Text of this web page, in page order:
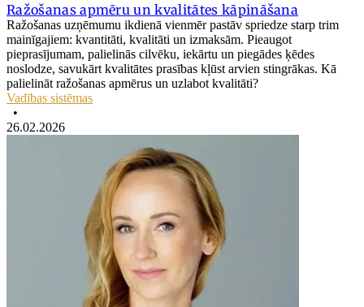
Ražošanas apmēru un kvalitātes kāpināšana
Ražošanas uzņēmumu ikdienā vienmēr pastāv spriedze starp trim
mainīgajiem: kvantitāti, kvalitāti un izmaksām. Pieaugot
pieprasījumam, palielinās cilvēku, iekārtu un piegādes ķēdes
noslodze, savukārt kvalitātes prasības kļūst arvien stingrākas. Kā
palielināt ražošanas apmērus un uzlabot kvalitāti?
Vadības sistēmas
•
26.02.2026